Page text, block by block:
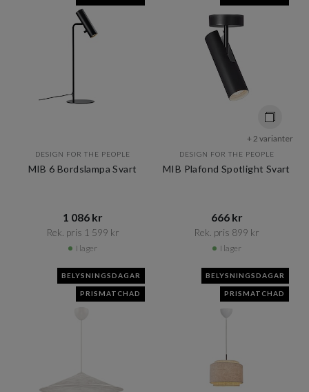
DESIGN FOR THE PEOPLE
MIB 6 Bordslampa Svart
1 086 kr​​
Rek. pris 1 599 kr​​
I lager
+ 2 varianter
DESIGN FOR THE PEOPLE
MIB Plafond Spotlight Svart
666 kr​​
Rek. pris 899 kr​​
I lager
BELYSNINGSDAGAR
PRISMATCHAD
BELYSNINGSDAGAR
PRISMATCHAD